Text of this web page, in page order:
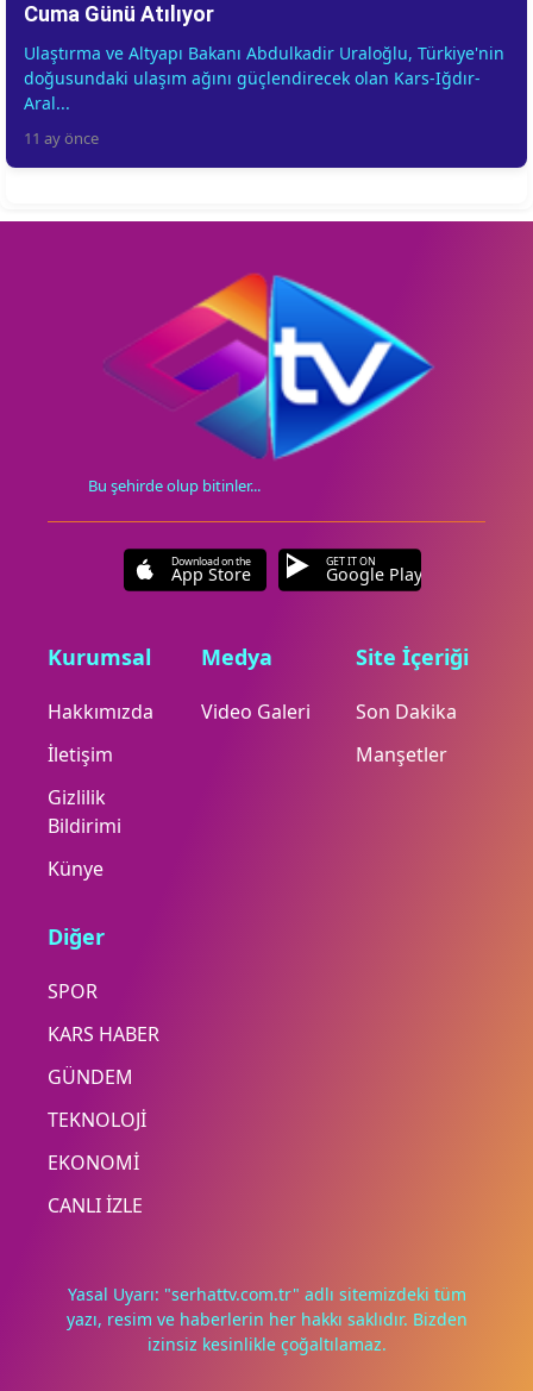
Cuma Günü Atılıyor
Ulaştırma ve Altyapı Bakanı Abdulkadir Uraloğlu, Türkiye'nin
doğusundaki ulaşım ağını güçlendirecek olan Kars-Iğdır-
Aral...
11 ay önce
Bu şehirde olup bitinler...
Download on the
App Store
GET IT ON
Google Play
Kurumsal
Hakkımızda
İletişim
Gizlilik
Bildirimi
Künye
Medya
Video Galeri
Site İçeriği
Son Dakika
Manşetler
Diğer
SPOR
KARS HABER
GÜNDEM
TEKNOLOJİ
EKONOMİ
CANLI İZLE
Yasal Uyarı: "serhattv.com.tr" adlı sitemizdeki tüm
yazı, resim ve haberlerin her hakkı saklıdır. Bizden
izinsiz kesinlikle çoğaltılamaz.